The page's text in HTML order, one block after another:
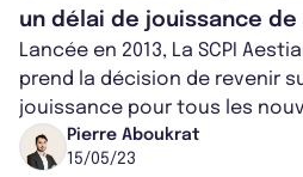
un délai de jouissance de
Lancée en 2013, La SCPI
prend la décision de revenir
jouissance pour tous les
compter du 1er mai 2023. Il
Pierre Aboukrat
15/05/23